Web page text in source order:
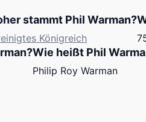
stammt Phil Warman?
Königreich
Wie heißt Phil
Philip Roy Warman